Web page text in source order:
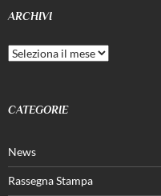
ARCHIVI
Archivi
CATEGORIE
News
Rassegna Stampa